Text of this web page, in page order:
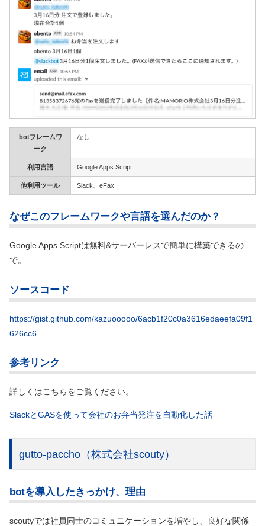
botフレームワ
ーク
なし
利用言語 Google Apps Script
他利用ツール Slack、eFax
なぜこのフレームワークや言語を選んだのか？
Google Apps Scriptは無料&サーバーレスで簡単に構築できるの
で。
ソースコード
https://gist.github.com/kazuooooo/6acb1f20c0a3616edaeefa09f1
626cc6
参考リンク
詳しくはこちらをご覧ください。
SlackとGASを使って会社のお弁当発注を自動化した話
gutto-paccho （株式会社scouty）
botを導入したきっかけ、理由
scoutyでは社員同士のコミュニケーションを増やし、良好な関係